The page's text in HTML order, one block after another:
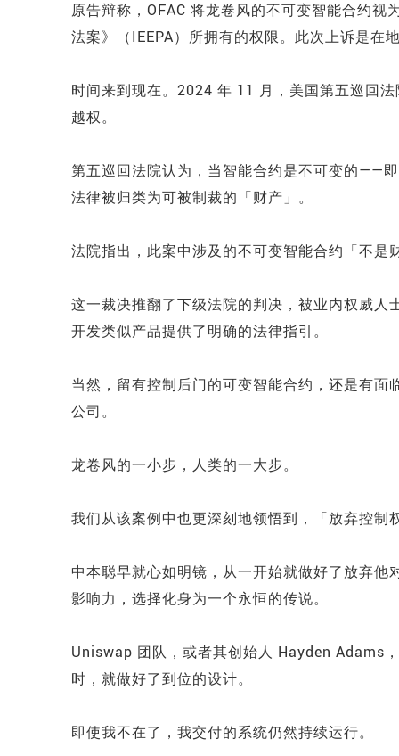
原告辩称，OFAC 将龙卷风的不可变智能合约
法案》（IEEPA）所拥有的权限。此次上诉是在
时间来到现在。2024 年 11 月，美国第五巡回
越权。
第五巡回法院认为，当智能合约是不可变的——
法律被归类为可被制裁的「财产」。
法院指出，此案中涉及的不可变智能合约「不
这一裁决推翻了下级法院的判决，被业内权威
开发类似产品提供了明确的法律指引。
当然，留有控制后门的可变智能合约，还是有
公司。
龙卷风的一小步，人类的一大步。
我们从该案例中也更深刻地领悟到，「放弃控制
中本聪早就心如明镜，从一开始就做好了放弃
影响力，选择化身为一个永恒的传说。
Uniswap 团队，或者其创始人 Hayden Adams
时，就做好了到位的设计。
即使我不在了，我交付的系统仍然持续运行。